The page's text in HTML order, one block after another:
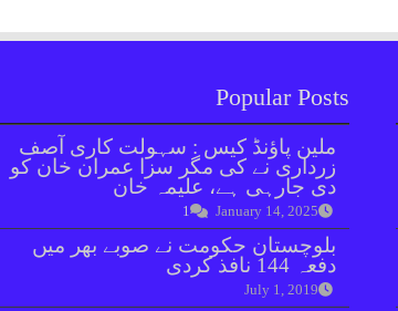
Popular Posts
ملین پاؤنڈ کیس : سہولت کاری آصف
زرداری نے کی مگر سزا عمران خان کو
دی جارہی ہے، علیمہ خان
January 14, 2025
1
بلوچستان حکومت نے صوبے بھر میں
دفعہ 144 نافذ کردی
July 1, 2019